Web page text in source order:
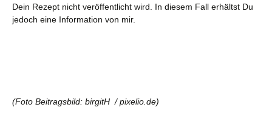
Dein Rezept nicht veröffentlicht wird. In diesem Fall erhältst Du
jedoch eine Information von mir.
(Foto Beitragsbild: birgitH / pixelio.de)